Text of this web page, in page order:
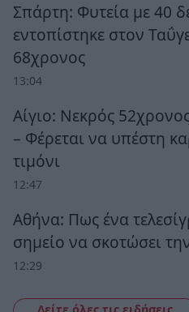
Σπάρτη: Φυτεία με 40
εντοπίστηκε στον
68χρονος
13:04
Αίγιο: Νεκρός
– Φέρεται να υπέστη
τιμόνι
12:47
Αθήνα: Πως ένα
σημείο να σκοτώσει
12:29